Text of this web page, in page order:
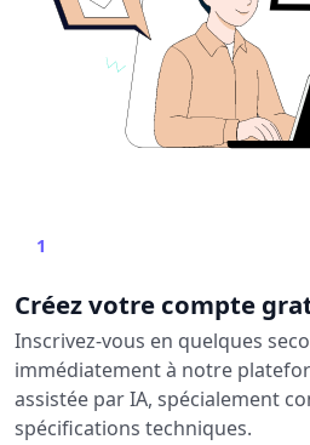
1
Créez votre compte
Inscrivez-vous en quelques
immédiatement à notre
assistée par IA, spécialement
spécifications techniques.